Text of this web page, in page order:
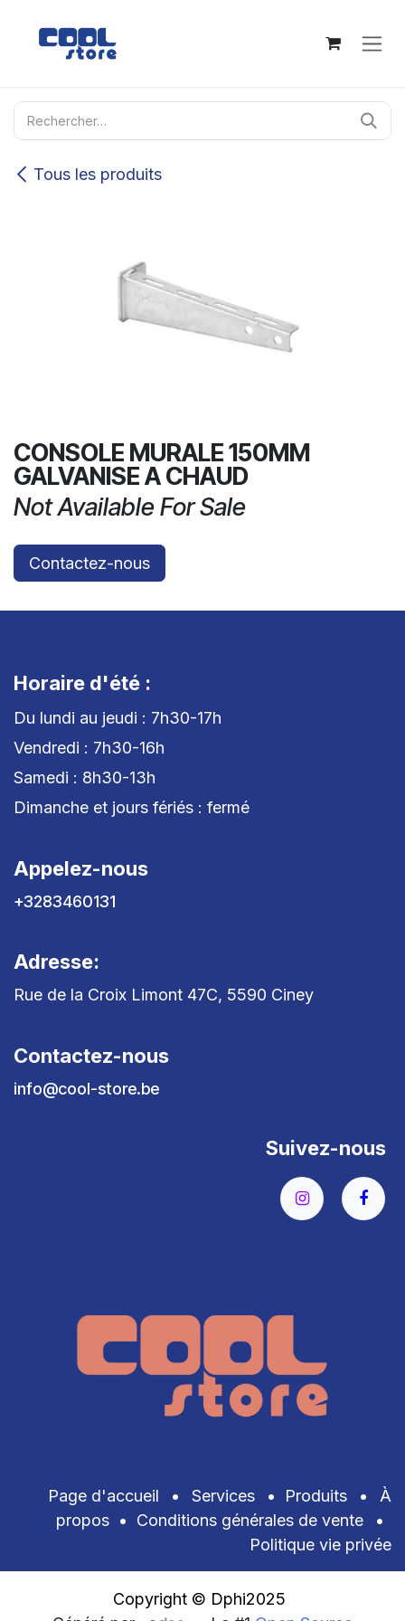
Tous les produits
CONSOLE MURALE 150MM
GALVANISE A CHAUD
Not Available For Sale
Contactez-nous
Horaire d'été :
Du lundi au jeudi : 7h30-17h
Vendredi : 7h30-16h
Samedi : 8h30-13h
Dimanche et jours fériés : fermé
Appelez-nous
+3283460131
Adresse:
Rue de la Croix Limont 47C, 5590 Ciney
Contactez-nous
info@cool-store.be
Suivez-nous
Page d'accueil • Services • Produits •
À
propos • Conditions générales de vente
•
Politique vie privée
Copyright © Dphi2025